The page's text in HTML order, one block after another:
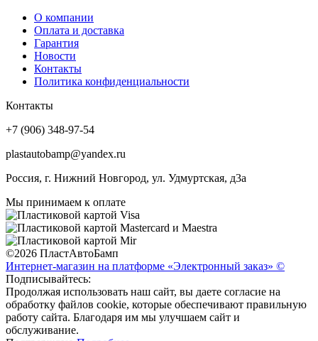
О компании
Оплата и доставка
Гарантия
Новости
Контакты
Политика конфиденциальности
Контакты
+7 (906) 348-97-54
plastautobamp@yandex.ru
Россия, г. Нижний Новгород, ул. Удмуртская, д3а
Мы принимаем к оплате
©2026 ПластАвтоБамп
Интернет-магазин на платформе «Электронный заказ» ©
Подписывайтесь:
Продолжая использовать наш сайт, вы даете согласие на
обработку файлов cookie, которые обеспечивают правильную
работу сайта. Благодаря им мы улучшаем сайт и
обслуживание.